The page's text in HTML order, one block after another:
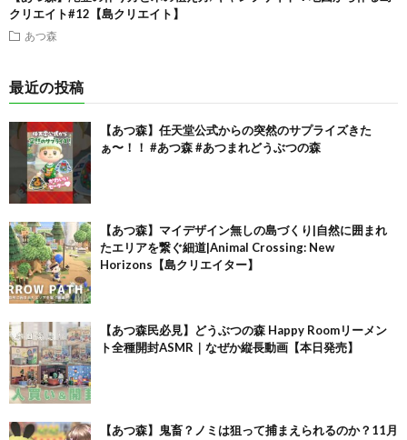
クリエイト#12【島クリエイト】
あつ森
最近の投稿
【あつ森】任天堂公式からの突然のサプライズきた
ぁ〜！！ #あつ森 #あつまれどうぶつの森
【あつ森】マイデザイン無しの島づくり|自然に囲まれ
たエリアを繋ぐ細道|Animal Crossing: New
Horizons【島クリエイター】
【あつ森民必見】どうぶつの森 Happy Roomリーメン
ト全種開封ASMR｜なぜか縦長動画【本日発売】
【あつ森】鬼畜？ノミは狙って捕まえられるのか？11月